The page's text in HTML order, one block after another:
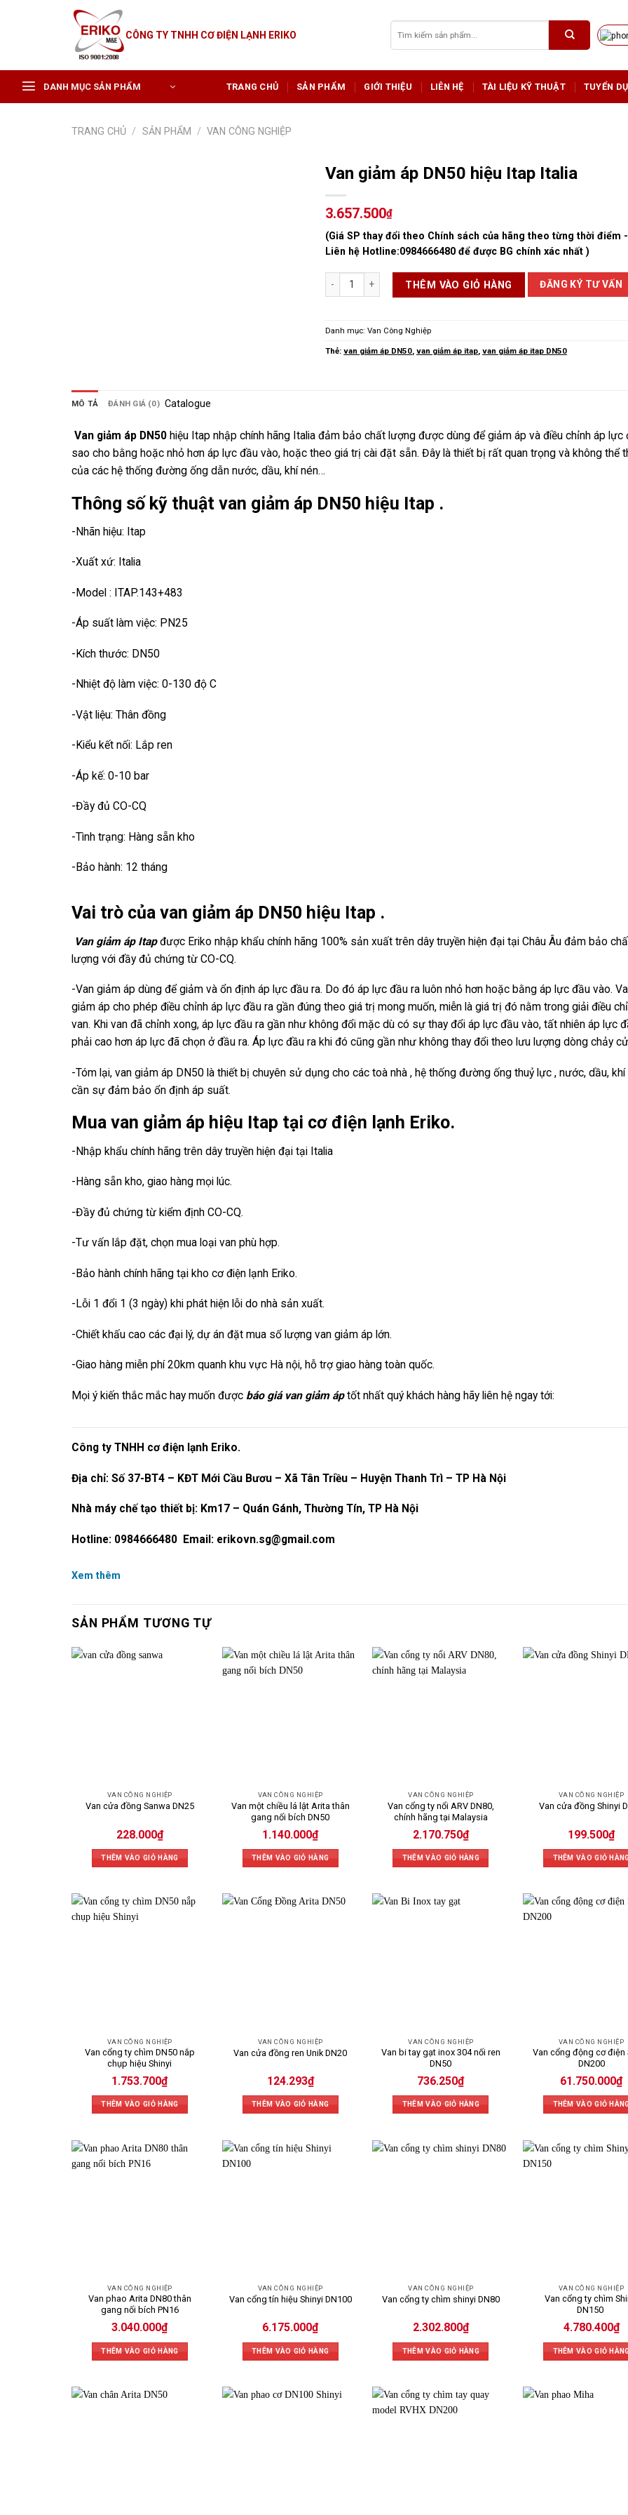
CÔNG TY TNHH CƠ ĐIỆN LẠNH ERIKO
kiếm:
DANH MỤC SẢN PHẨM TRANG CHỦ SẢN PHẨM GIỚI THIỆU LIÊN HỆ TÀI LIỆU KỸ THUẬT TUYỂN
TRANG CHỦ / SẢN PHẨM / VAN CÔNG NGHIỆP
Van giảm áp DN50 hiệu Itap Italia
3.657.500₫
(Giá SP thay đổi theo Chính sách của hãng theo từng thời điểm
Liên hệ Hotline:0984666480 để được BG chính xác nhất )
Van giảm áp DN50 hiệu Itap Italia số lượng
THÊM VÀO GIỎ HÀNG ĐĂNG KÝ TƯ VẤN
Danh mục:Van Công Nghiệp
Thẻ:van giảm áp DN50,van giảm áp itap,van giảm áp itap DN50
MÔ TẢ ĐÁNH GIÁ (0) Catalogue
Van giảm áp DN50 hiệu Itap nhập chính hãng Italia đảm bảo chất lượng được dùng để giảm áp và điều chỉnh áp lực
sao cho bằng hoặc nhỏ hơn áp lực đầu vào, hoặc theo giá trị cài đặt sẵn. Đây là thiết bị rất quan trọng và không thể
của các hệ thống đường ống dẫn nước, dầu, khí nén…
Thông số kỹ thuật van giảm áp DN50 hiệu Itap .
-Nhãn hiệu: Itap
-Xuất xứ: Italia
-Model : ITAP.143+483
-Áp suất làm việc: PN25
-Kích thước: DN50
-Nhiệt độ làm việc: 0-130 độ C
-Vật liệu: Thân đồng
-Kiểu kết nối: Lắp ren
-Áp kế: 0-10 bar
-Đầy đủ CO-CQ
-Tình trạng: Hàng sẵn kho
-Bảo hành: 12 tháng
Vai trò của van giảm áp DN50 hiệu Itap .
Van giảm áp Itapđược Eriko nhập khẩu chính hãng 100% sản xuất trên dây truyền hiện đại tại Châu Âu đảm bảo
lượng với đầy đủ chứng từ CO-CQ.
-Van giảm áp dùng để giảm và ổn định áp lực đầu ra. Do đó áp lực đầu ra luôn nhỏ hơn hoặc bằng áp lực đầu vào.
giảm áp cho phép điều chỉnh áp lực đầu ra gần đúng theo giá trị mong muốn, miễn là giá trị đó nằm trong giải điều
van. Khi van đã chỉnh xong, áp lực đầu ra gần như không đổi mặc dù có sự thay đổi áp lực đầu vào, tất nhiên áp lực
phải cao hơn áp lực đã chọn ở đầu ra. Áp lực đầu ra khi đó cũng gần như không thay đổi theo lưu lượng dòng chảy
-Tóm lại, van giảm áp DN50 là thiết bị chuyên sử dụng cho các toà nhà , hệ thống đường ống thuỷ lực , nước, dầu, khí
cần sự đảm bảo ổn định áp suất.
Mua van giảm áp hiệu Itap tại cơ điện lạnh Eriko.
-Nhập khẩu chính hãng trên dây truyền hiện đại tại Italia
-Hàng sẵn kho, giao hàng mọi lúc.
-Đầy đủ chứng từ kiểm định CO-CQ.
-Tư vấn lắp đặt, chọn mua loại van phù hợp.
-Bảo hành chính hãng tại kho cơ điện lạnh Eriko.
-Lỗi 1 đổi 1 (3 ngày) khi phát hiện lỗi do nhà sản xuất.
-Chiết khấu cao các đại lý, dự án đặt mua số lượng van giảm áp lớn.
-Giao hàng miễn phí 20km quanh khu vực Hà nội, hỗ trợ giao hàng toàn quốc.
Mọi ý kiến thắc mắc hay muốn được báo giá van giảm áptốt nhất quý khách hàng hãy liên hệ ngay tới:
Công ty TNHH cơ điện lạnh Eriko.
Địa chỉ: Số 37-BT4 – KĐT Mới Cầu Bươu – Xã Tân Triều – Huyện Thanh Trì – TP Hà Nội
Nhà máy chế tạo thiết bị: Km17 – Quán Gánh, Thường Tín, TP Hà Nội
Hotline: 0984666480 Email: erikovn.sg@gmail.com
Xem thêm
SẢN PHẨM TƯƠNG TỰ
VAN CÔNG NGHIỆP
Van cửa đồng Sanwa DN25
228.000₫
THÊM VÀO GIỎ HÀNG
VAN CÔNG NGHIỆP
Van một chiều lá lật Arita thân
gang nối bích DN50
1.140.000₫
THÊM VÀO GIỎ HÀNG
VAN CÔNG NGHIỆP
Van cổng ty nổi ARV DN80,
chính hãng tại Malaysia
2.170.750₫
THÊM VÀO GIỎ HÀNG
VAN CÔNG NGHIỆP
Van cửa đồng Shinyi
199.500₫
THÊM VÀO GIỎ
VAN CÔNG NGHIỆP
Van cổng ty chìm DN50 nắp
chụp hiệu Shinyi
1.753.700₫
THÊM VÀO GIỎ HÀNG
VAN CÔNG NGHIỆP
Van cửa đồng ren Unik DN20
124.293₫
THÊM VÀO GIỎ HÀNG
VAN CÔNG NGHIỆP
Van bi tay gạt inox 304 nối ren
DN50
736.250₫
THÊM VÀO GIỎ HÀNG
VAN CÔNG NGHIỆP
Van cổng động cơ điện
DN200
61.750.000₫
THÊM VÀO GIỎ
VAN CÔNG NGHIỆP
Van phao Arita DN80 thân
gang nối bích PN16
3.040.000₫
THÊM VÀO GIỎ HÀNG
VAN CÔNG NGHIỆP
Van cổng tín hiệu Shinyi DN100
6.175.000₫
THÊM VÀO GIỎ HÀNG
VAN CÔNG NGHIỆP
Van cổng ty chìm shinyi DN80
2.302.800₫
THÊM VÀO GIỎ HÀNG
VAN CÔNG NGHIỆP
Van cổng ty chìm
DN150
4.780.400₫
THÊM VÀO GIỎ